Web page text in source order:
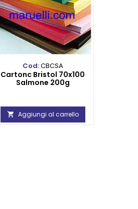
Cod:CBCSA
Cartonc Bristol 70x100
Salmone 200g
 Aggiungi al carrello